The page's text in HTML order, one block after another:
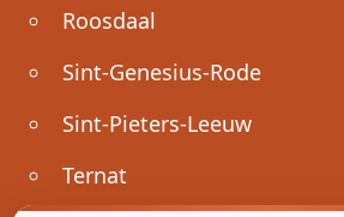
Roosdaal
Sint-Genesius-Rode
Sint-Pieters-Leeuw
Ternat